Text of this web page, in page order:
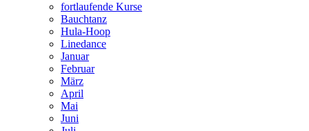
fortlaufende Kurse
Bauchtanz
Hula-Hoop
Linedance
Januar
Februar
März
April
Mai
Juni